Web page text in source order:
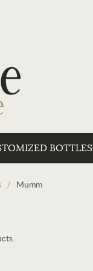
BOTTLES
/ Mumm